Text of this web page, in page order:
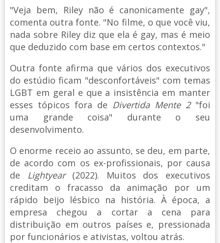
"Veja bem, Riley não é canonicamente gay",
comenta outra fonte. "No filme, o que você viu,
nada sobre Riley diz que ela é gay, mas é meio
que deduzido com base em certos contextos."
Outra fonte afirma que vários dos executivos
do estúdio ficam "desconfortáveis" com temas
LGBT em geral e que a insistência em manter
esses tópicos fora de Divertida Mente 2"foi
uma grande coisa" durante o seu
desenvolvimento.
O enorme receio ao assunto, se deu, em parte,
de acordo com os ex-profissionais, por causa
de Lightyear(2022). Muitos dos executivos
creditam o fracasso da animação por um
rápido beijo lésbico na história. À época, a
empresa chegou a cortar a cena para
distribuição em outros países e, pressionada
por funcionários e ativistas, voltou atrás.